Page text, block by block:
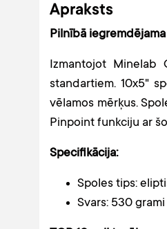
Apraksts
Pilnībā
Izmantojot Minelab
standartiem. 10x5"
vēlamos mērķus.
Pinpoint funkciju ar
Specifikācija:
Spoles tips:
Svars: 530 grami